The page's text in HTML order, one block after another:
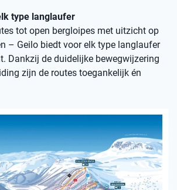
type langlaufer
tot open bergloipes met uitzicht op
– Geilo biedt voor elk type langlaufer
Dankzij de duidelijke bewegwijzering
zijn de routes toegankelijk én